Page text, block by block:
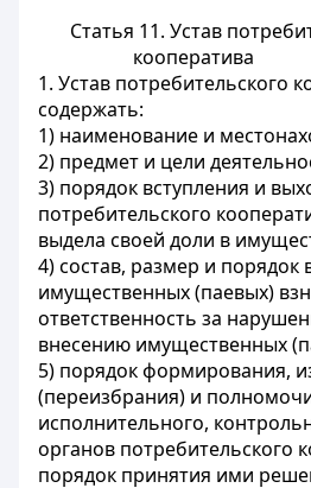
Статья 11. Устав
кооператива
1. Устав потребительского
содержать:
1) наименование и
2) предмет и цели
3) порядок вступления и
потребительского
выдела своей доли в
4) состав, размер и порядок
имущественных (паевых)
ответственность за
внесению имущественных
5) порядок формирования,
(переизбрания) и
исполнительного,
органов потребительского
порядок принятия ими